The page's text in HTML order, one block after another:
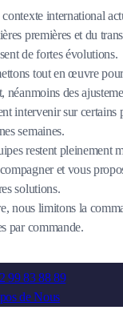
international
premières et du
de fortes évolutions.
tout en œuvre
néanmoins des
intervenir sur certains
semaines.
restent pleinement
et vous
solutions.
nous limitons la
par commande.
99 83 88 89
de Nous